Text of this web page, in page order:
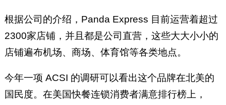
根据公司的介绍，Panda Express 目前运营着超过
2300家店铺，并且都是公司直营，这些大大小小的
店铺遍布机场、商场、体育馆等各类地点。
今年一项 ACSI 的调研可以看出这个品牌在北美的
国民度。在美国快餐连锁消费者满意排行榜上，